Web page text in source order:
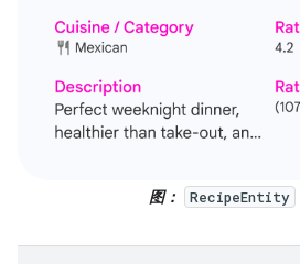
图： RecipeEntity